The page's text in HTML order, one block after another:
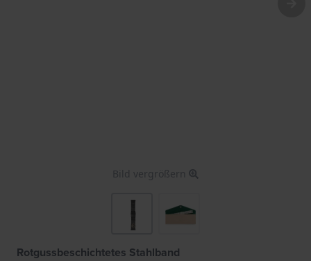
Bild vergrößern
Rotgussbeschichtetes Stahlband